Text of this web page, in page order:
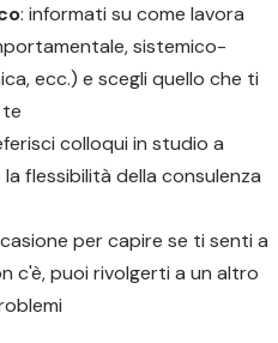
: informati su come lavora
sistemico-
ecc.) e scegli quello che ti
colloqui in studio a
flessibilità della consulenza
per capire se ti senti a
c'è, puoi rivolgerti a un altro